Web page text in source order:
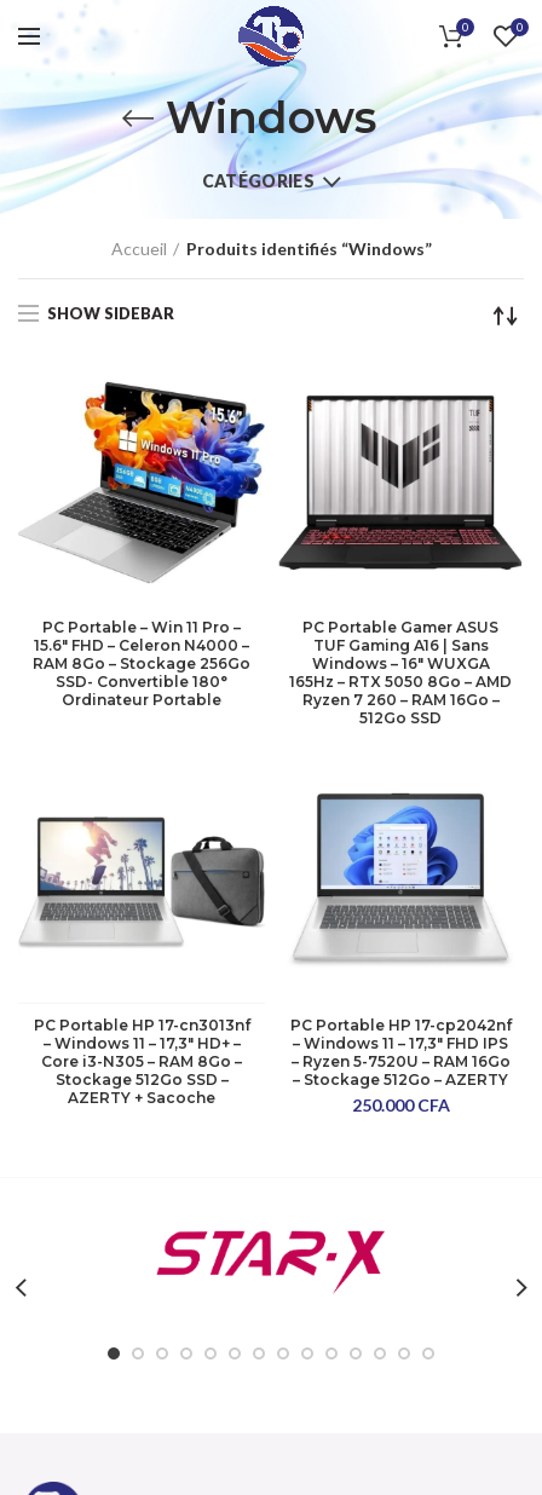
0 0
Windows
CATÉGORIES
Accueil Produits identifiés “Windows”
SHOW SIDEBAR
PC Portable – Win 11 Pro –
15.6″ FHD – Celeron N4000 –
RAM 8Go – Stockage 256Go
SSD- Convertible 180°
Ordinateur Portable
PC Portable Gamer ASUS
TUF Gaming A16 | Sans
Windows – 16″ WUXGA
165Hz – RTX 5050 8Go – AMD
Ryzen 7 260 – RAM 16Go –
512Go SSD
PC Portable HP 17-cn3013nf
– Windows 11 – 17,3″ HD+ –
Core i3-N305 – RAM 8Go –
Stockage 512Go SSD –
AZERTY + Sacoche
PC Portable HP 17-cp2042nf
– Windows 11 – 17,3″ FHD IPS
– Ryzen 5-7520U – RAM 16Go
– Stockage 512Go – AZERTY
250.000CFA